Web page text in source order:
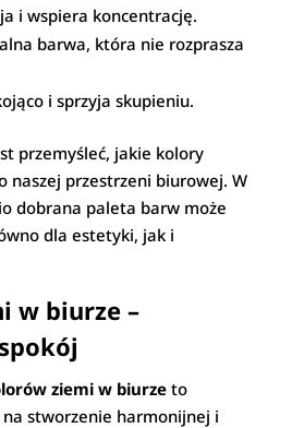
i wspiera koncentrację.
barwa, która nie rozprasza
i sprzyja skupieniu.
przemyśleć, jakie kolory
naszej przestrzeni biurowej. W
dobrana paleta barw może
dla estetyki, jak i
w biurze –
ziemi w biurzeto
na stworzenie harmonijnej i